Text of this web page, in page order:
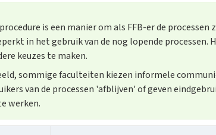
is een manier om als FFB-er de
in het gebruik van de nog lopende processen.
keuzes te maken.
sommige faculteiten kiezen informele
van de processen 'afblijven' of geven
werken.